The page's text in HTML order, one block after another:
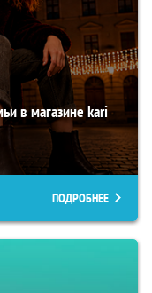
в магазине kari
ПОДРОБНЕЕ